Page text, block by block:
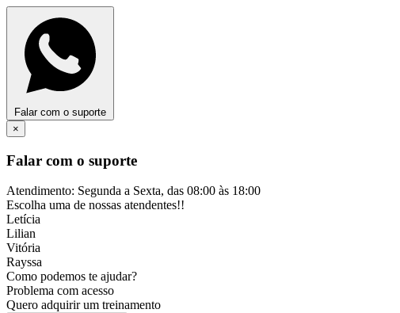
Falar com o suporte
×
Falar com o suporte
Atendimento: Segunda a Sexta, das 08:00 às 18:00
Escolha uma de nossas atendentes!!
Letícia
Lilian
Vitória
Rayssa
Como podemos te ajudar?
Problema com acesso
Quero adquirir um treinamento